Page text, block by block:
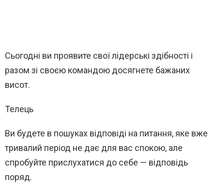
Сьогодні ви проявите свої лідерські здібності і
разом зі своєю командою досягнете бажаних
висот.
Телець
Ви будете в пошуках відповіді на питання, яке вже
тривалий період не дає для вас спокою, але
спробуйте прислухатися до себе — відповідь
поряд.